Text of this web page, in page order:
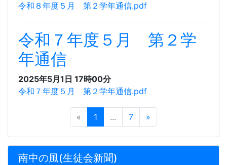
令和８年度５月 第２学年通信.pdf
令和７年度５月 第２学
年通信
2025年5月1日 17時00分
令和７年度５月 第２学年通信.pdf
« 1 ... 7 »
南中の風(生徒会新聞)